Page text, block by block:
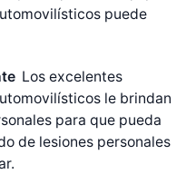
puede
Los excelentes
le brindan
para que pueda
de lesiones personales